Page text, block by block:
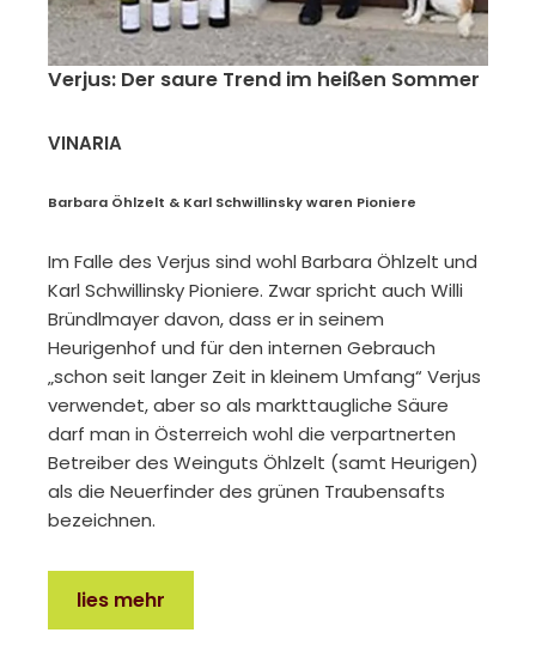
Verjus: Der saure Trend im heißen Sommer
VINARIA
Barbara Öhlzelt & Karl Schwillinsky waren Pioniere
Im Falle des Verjus sind wohl Barbara Öhlzelt und
Karl Schwillinsky Pioniere. Zwar spricht auch Willi
Bründlmayer davon, dass er in seinem
Heurigenhof und für den internen Gebrauch
„schon seit langer Zeit in kleinem Umfang“ Verjus
verwendet, aber so als markttaugliche Säure
darf man in Österreich wohl die verpartnerten
Betreiber des Weinguts Öhlzelt (samt Heurigen)
als die Neuerfinder des grünen Traubensafts
bezeichnen.
lies mehr